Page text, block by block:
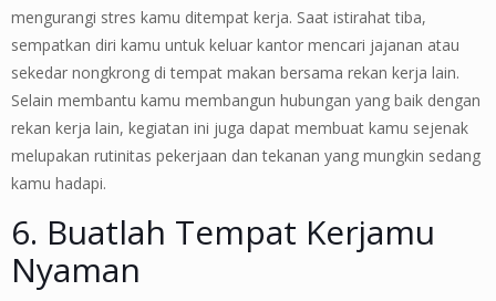
mengurangi stres kamu ditempat kerja. Saat istirahat tiba,
sempatkan diri kamu untuk keluar kantor mencari jajanan atau
sekedar nongkrong di tempat makan bersama rekan kerja lain.
Selain membantu kamu membangun hubungan yang baik dengan
rekan kerja lain, kegiatan ini juga dapat membuat kamu sejenak
melupakan rutinitas pekerjaan dan tekanan yang mungkin sedang
kamu hadapi.
6. Buatlah Tempat Kerjamu
Nyaman